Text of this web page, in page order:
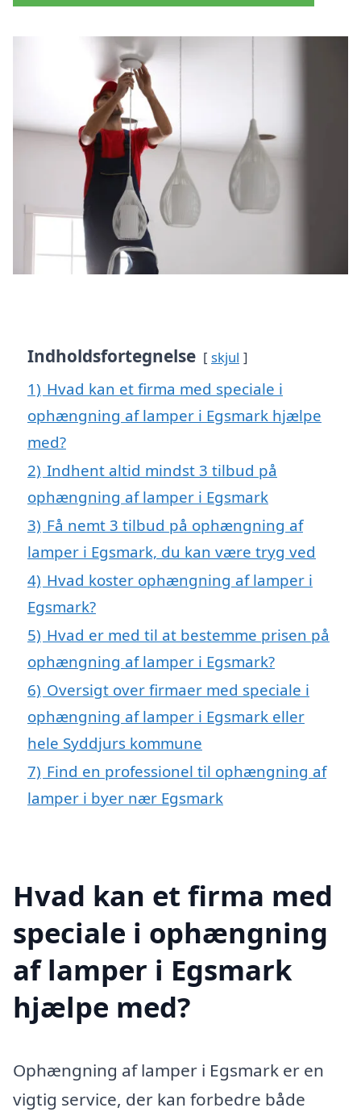
Indholdsfortegnelse skjul
1) Hvad kan et firma med speciale i
ophængning af lamper i Egsmark hjælpe
med?
2) Indhent altid mindst 3 tilbud på
ophængning af lamper i Egsmark
3) Få nemt 3 tilbud på ophængning af
lamper i Egsmark, du kan være tryg ved
4) Hvad koster ophængning af lamper i
Egsmark?
5) Hvad er med til at bestemme prisen på
ophængning af lamper i Egsmark?
6) Oversigt over firmaer med speciale i
ophængning af lamper i Egsmark eller
hele Syddjurs kommune
7) Find en professionel til ophængning af
lamper i byer nær Egsmark
Hvad kan et firma med
speciale i ophængning
af lamper i Egsmark
hjælpe med?
Ophængning af lamper i Egsmark er en
vigtig service, der kan forbedre både